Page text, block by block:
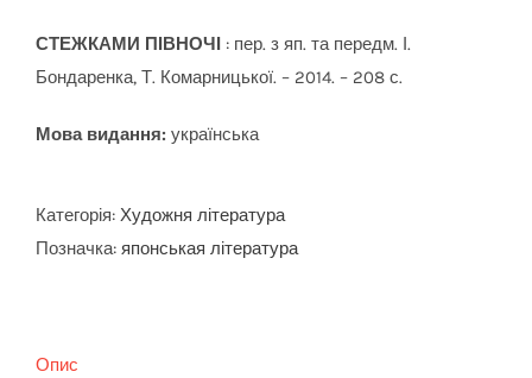
СТЕЖКАМИ ПІВНОЧІ : пер. з яп. та передм. І.
Бондаренка, Т. Комарницької. – 2014. – 208 с.
Мова видання: українська
Категорія: Художня література
Позначка: японськая література
Опис